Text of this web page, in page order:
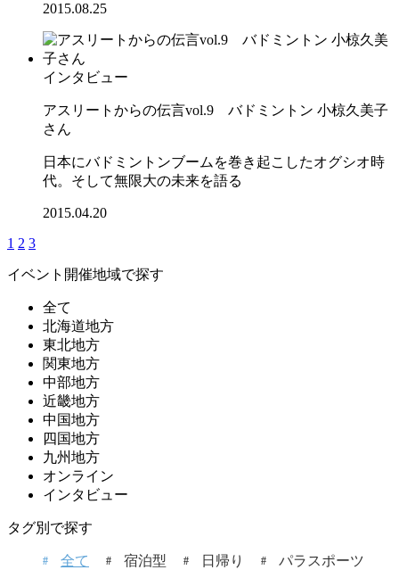
2015.08.25
インタビュー
アスリートからの伝言vol.9 バドミントン 小椋久美子
さん
日本にバドミントンブームを巻き起こしたオグシオ時
代。そして無限大の未来を語る
2015.04.20
1 2 3
イベント開催地域で探す
全て
北海道地方
東北地方
関東地方
中部地方
近畿地方
中国地方
四国地方
九州地方
オンライン
インタビュー
タグ別で探す
全て 宿泊型 日帰り
パラスポーツ